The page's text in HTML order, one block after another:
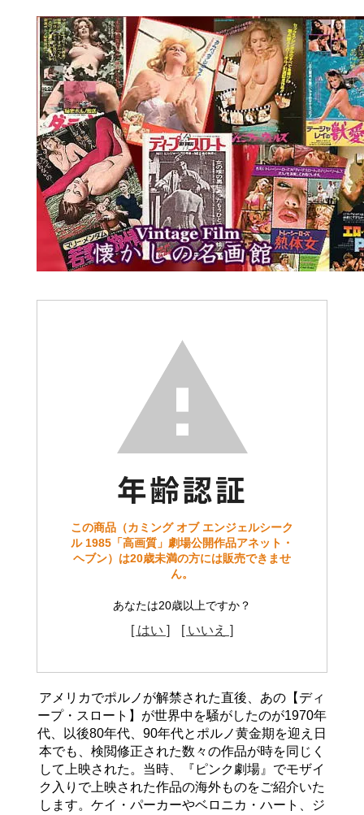
この商品（カミング オブ エンジェルシーク
ル 1985「高画質」劇場公開作品アネット・
ヘブン）は20歳未満の方には販売できませ
ん。
あなたは20歳以上ですか？
[ はい ] [ いいえ ]
アメリカでポルノが解禁された直後、あの【ディ
ープ・スロート】が世界中を騒がしたのが1970年
代、以後80年代、90年代とポルノ黄金期を迎え日
本でも、検閲修正された数々の作品が時を同じく
して上映された。当時、『ピンク劇場』でモザイ
ク入りで上映された作品の海外ものをご紹介いた
します。ケイ・パーカーやベロニカ・ハート、ジ